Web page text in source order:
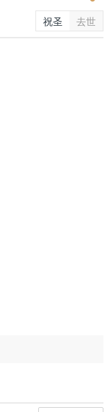
祝圣 去世